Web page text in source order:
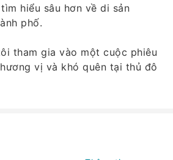
hiểu sâu hơn về di sản
phố.
tham gia vào một cuộc phiêu
vị và khó quên tại thủ đô